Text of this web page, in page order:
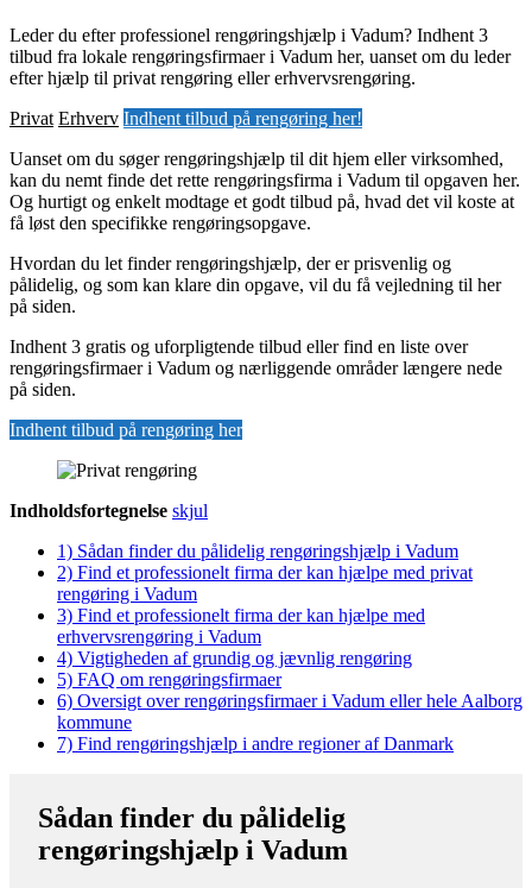
Leder du efter professionel rengøringshjælp i Vadum? Indhent 3
tilbud fra lokale rengøringsfirmaer i Vadum her, uanset om du leder
efter hjælp til privat rengøring eller erhvervsrengøring.
Privat Erhverv Indhent tilbud på rengøring her!
Uanset om du søger rengøringshjælp til dit hjem eller virksomhed,
kan du nemt finde det rette rengøringsfirma i Vadum til opgaven her.
Og hurtigt og enkelt modtage et godt tilbud på, hvad det vil koste at
få løst den specifikke rengøringsopgave.
Hvordan du let finder rengøringshjælp, der er prisvenlig og
pålidelig, og som kan klare din opgave, vil du få vejledning til her
på siden.
Indhent 3 gratis og uforpligtende tilbud eller find en liste over
rengøringsfirmaer i Vadum og nærliggende områder længere nede
på siden.
Indhent tilbud på rengøring her
Indholdsfortegnelse skjul
1) Sådan finder du pålidelig rengøringshjælp i Vadum
2) Find et professionelt firma der kan hjælpe med privat
rengøring i Vadum
3) Find et professionelt firma der kan hjælpe med
erhvervsrengøring i Vadum
4) Vigtigheden af grundig og jævnlig rengøring
5) FAQ om rengøringsfirmaer
6) Oversigt over rengøringsfirmaer i Vadum eller hele Aalborg
kommune
7) Find rengøringshjælp i andre regioner af Danmark
Sådan finder du pålidelig
rengøringshjælp i Vadum